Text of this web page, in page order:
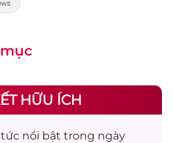
HỮU ÍCH
nổi bật trong ngày